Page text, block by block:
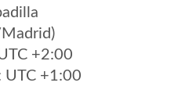
+2:00
UTC +1:00